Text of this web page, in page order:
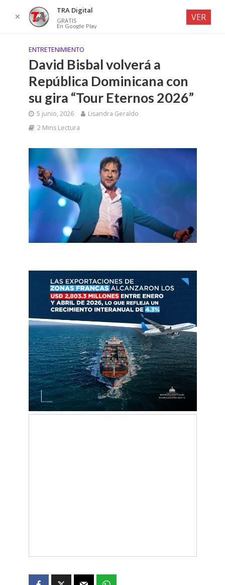
ENTRETENIMIENTO
David Bisbal volverá a
República Dominicana con
su gira “Tour Eternos 2026”
5 junio, 2026
Lisandra Geraldo
2 Mins Lectura
✕
TRA Digital
GRATIS
En Google Play
VER